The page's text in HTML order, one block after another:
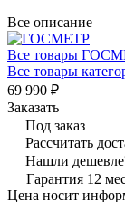
Все описание
Все товары
Все товары
69 990 ₽
Заказать
Под заказ
Рассчитать
Нашли
Гарантия 12
Цена носит